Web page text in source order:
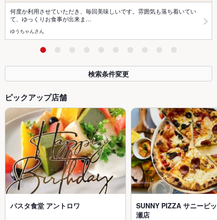
何度か利用させていただき、毎回美味しいです。雰囲気も落ち着いてい
て、ゆっくりお食事が出来ま…
ゆうちゃんさん
検索条件変更
ピックアップ店舗
パスタ食堂 アントロワ
SUNNY PIZZA サニーピ
瀬店